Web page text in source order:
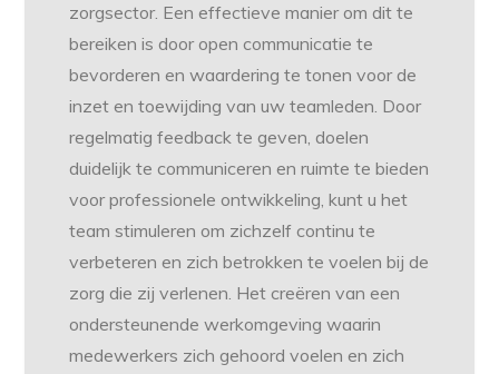
zorgsector. Een effectieve manier om dit te
bereiken is door open communicatie te
bevorderen en waardering te tonen voor de
inzet en toewijding van uw teamleden. Door
regelmatig feedback te geven, doelen
duidelijk te communiceren en ruimte te bieden
voor professionele ontwikkeling, kunt u het
team stimuleren om zichzelf continu te
verbeteren en zich betrokken te voelen bij de
zorg die zij verlenen. Het creëren van een
ondersteunende werkomgeving waarin
medewerkers zich gehoord voelen en zich